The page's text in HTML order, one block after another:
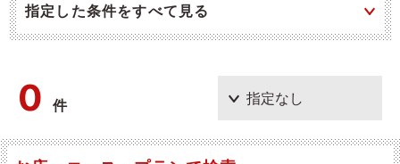
指定した条件をすべて見る
0件